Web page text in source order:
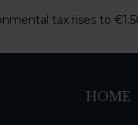
tax rises to
HOME